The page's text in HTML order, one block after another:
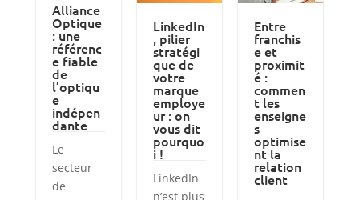
Alliance
Optique
: une
référenc
e fiable
de
l’optiqu
e
indépen
dante
Le
secteur
de
LinkedIn
, pilier
stratégi
que de
votre
marque
employe
ur : on
vous dit
pourquo
i !
LinkedIn
n’est plus
Entre
franchis
e et
proximit
é :
commen
t les
enseigne
s
optimise
nt la
relation
client